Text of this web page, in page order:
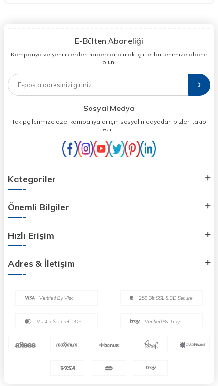
E-Bülten Aboneliği
Kampanya ve yeniliklerden haberdar olmak için e-bültenimize abone
olun!
Sosyal Medya
Takipçilerimize özel kampanyalar için sosyal medyadan bizleri takip
edin.
Kategoriler
Önemli Bilgiler
Hızlı Erişim
Adres & İletişim